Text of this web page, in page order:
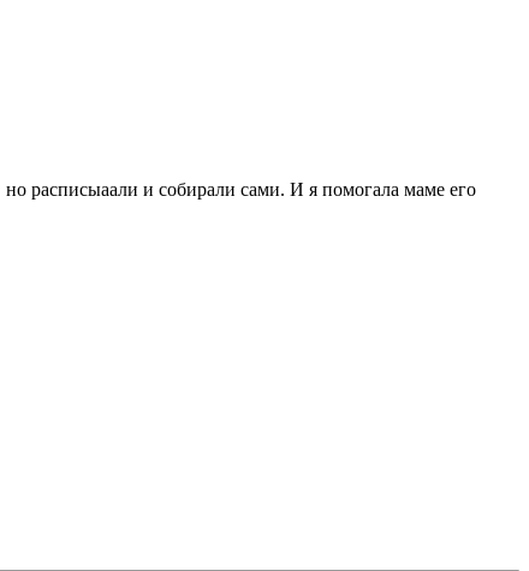
расписыаали и собирали сами. И я помогала маме его